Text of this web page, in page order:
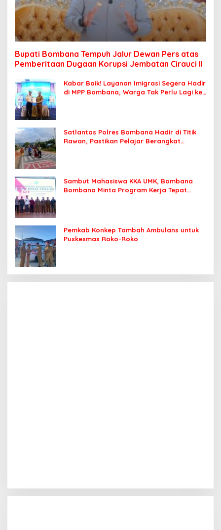
Bupati Bombana Tempuh Jalur Dewan Pers atas
Pemberitaan Dugaan Korupsi Jembatan Cirauci II
Kabar Baik! Layanan Imigrasi Segera Hadir
di MPP Bombana, Warga Tak Perlu Lagi ke
Satlantas Polres Bombana Hadir di Titik
Rawan, Pastikan Pelajar Berangkat
Sambut Mahasiswa KKA UMK, Bombana
Bombana Minta Program Kerja Tepat
Pemkab Konkep Tambah Ambulans untuk
Puskesmas Roko-Roko